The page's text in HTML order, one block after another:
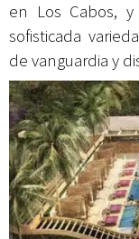
en Los Cabos,
sofisticada
de vanguardia y